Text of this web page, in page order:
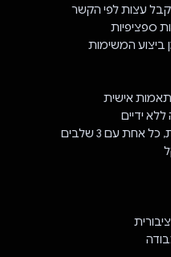
עצות לפי הקשר
ביצוע המשימות
ידיים